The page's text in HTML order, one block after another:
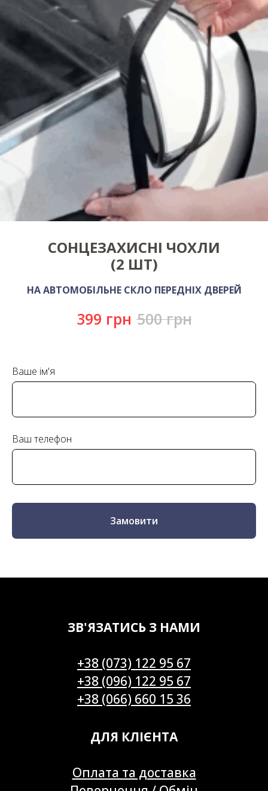
СОНЦЕЗАХИСНІ ЧОХЛИ
(2 ШТ)
НА АВТОМОБІЛЬНЕ СКЛО ПЕРЕДНІХ ДВЕРЕЙ
399 грн 500 грн
Ваше ім'я
Ваш телефон
Замовити
ЗВ'ЯЗАТИСЬ З НАМИ
+38 (073) 122 95 67
+38 (096) 122 95 67
+38 (066) 660 15 36
ДЛЯ КЛІЄНТА
Оплата та доставка